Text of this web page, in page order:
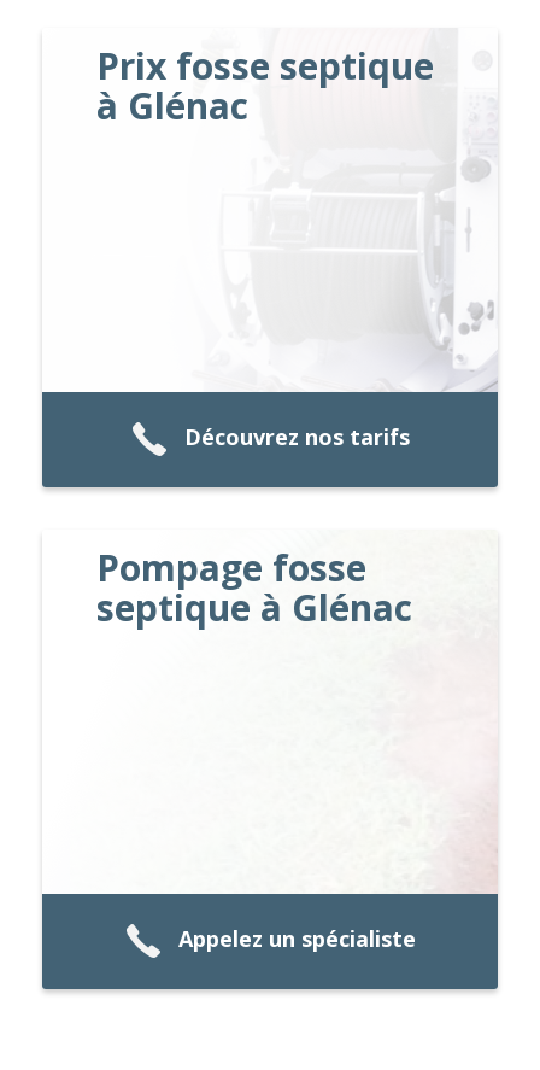
Prix fosse septique
à Glénac
Découvrez nos tarifs
Pompage fosse
septique à Glénac
Appelez un spécialiste